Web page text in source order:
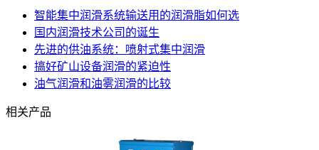
智能集中润滑系统输送用的润滑脂如何选
国内润滑技术公司的诞生
先进的供油系统：喷射式集中润滑
搞好矿山设备润滑的紧迫性
油气润滑和油雾润滑的比较
相关产品